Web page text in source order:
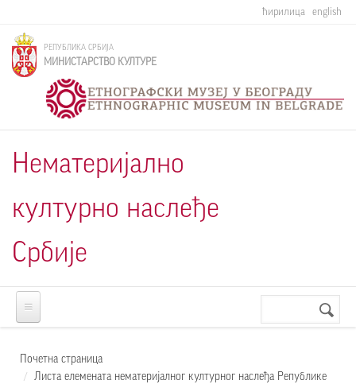
ћирилица english
РЕПУБЛИКА СРБИЈА
МИНИСТАРСТВО КУЛТУРЕ
Нематеријално
културно наслеђе
Србије
Почетна страница
Листа елемената нематеријалног културног наслеђа Републике